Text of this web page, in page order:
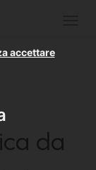
accettare
da